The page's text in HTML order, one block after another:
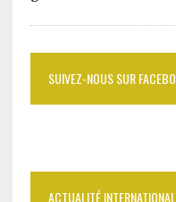
SUIVEZ-NOUS SUR
ACTUALITÉ